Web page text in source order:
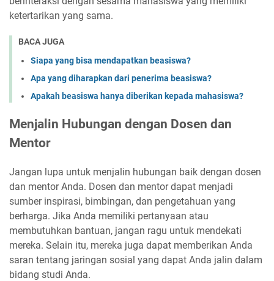
ketertarikan yang sama.
BACA JUGA
Siapa yang bisa mendapatkan beasiswa?
Apa yang diharapkan dari penerima beasiswa?
Apakah beasiswa hanya diberikan kepada mahasiswa?
Menjalin Hubungan dengan Dosen dan
Mentor
Jangan lupa untuk menjalin hubungan baik dengan dosen
dan mentor Anda. Dosen dan mentor dapat menjadi
sumber inspirasi, bimbingan, dan pengetahuan yang
berharga. Jika Anda memiliki pertanyaan atau
membutuhkan bantuan, jangan ragu untuk mendekati
mereka. Selain itu, mereka juga dapat memberikan Anda
saran tentang jaringan sosial yang dapat Anda jalin dalam
bidang studi Anda.